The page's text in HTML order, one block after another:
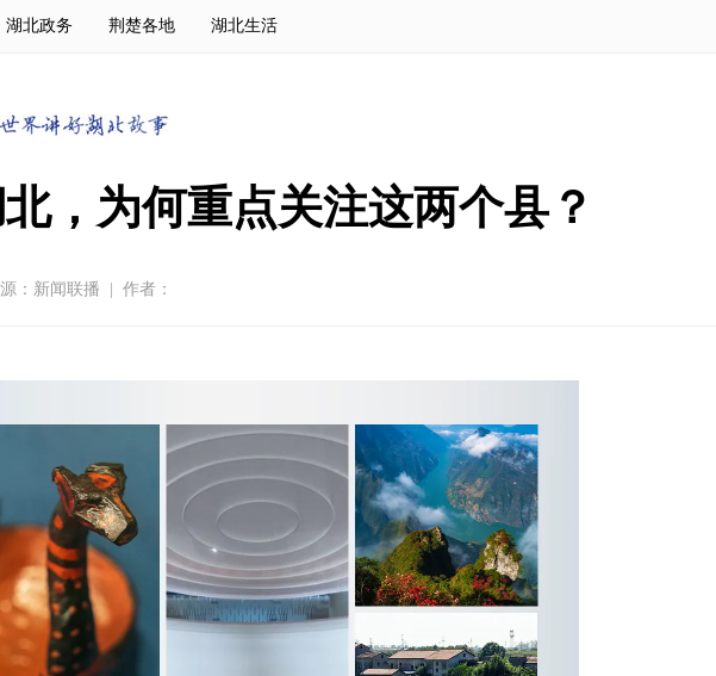
湖北政务 荆楚各地 湖北生活
，为何重点关注这两个县？
： 新闻联播 作者：